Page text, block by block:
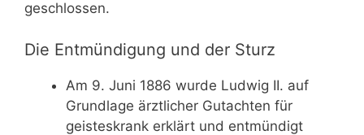
geschlossen.
Die Entmündigung und der Sturz
Am 9. Juni 1886 wurde Ludwig II. auf
Grundlage ärztlicher Gutachten für
geisteskrank erklärt und entmündigt